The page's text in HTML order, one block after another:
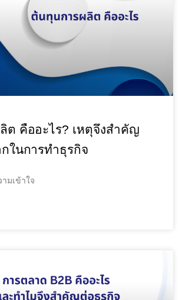
ต คืออะไร? เหตุจึงสำคัญ
ในการทำธุรกิจ
มเข้าใจ